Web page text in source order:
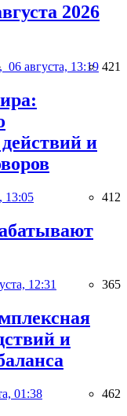
2026
06 августа, 13:19 421
и
13:05 412
12:31 365
и
01:38 462